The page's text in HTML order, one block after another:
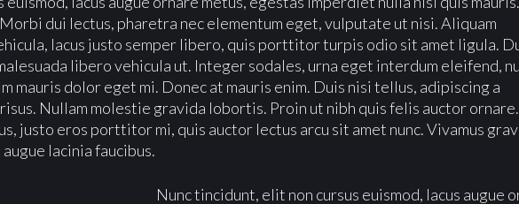
dui lectus, pharetra nec elementum eget, vulputate ut nisi. Aliquam
lacus justo semper libero, quis porttitor turpis odio sit amet ligula.
libero vehicula ut. Integer sodales, urna eget interdum eleifend,
mauris dolor eget mi. Donec at mauris enim. Duis nisi tellus, adipiscing a
Nullam molestie gravida lobortis. Proin ut nibh quis felis auctor
justo eros porttitor mi, quis auctor lectus arcu sit amet nunc. Vivamus
lacinia faucibus.
Nunc tincidunt, elit non cursus euismod, lacus augue